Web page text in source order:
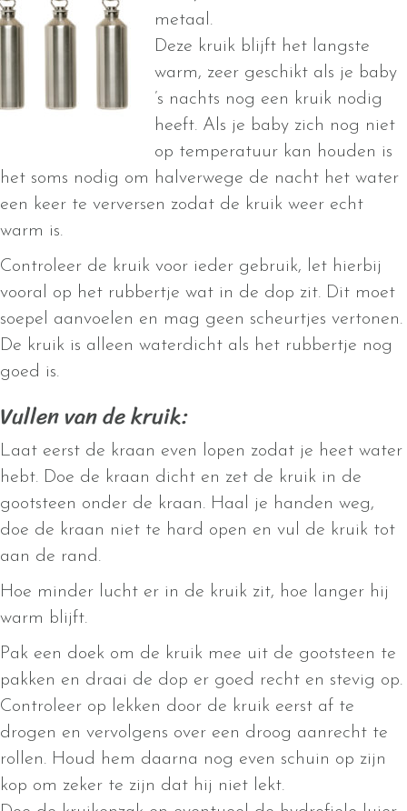
metaal.
Deze kruik blijft het langste
warm, zeer geschikt als je baby
’s nachts nog een kruik nodig
heeft. Als je baby zich nog niet
op temperatuur kan houden is
het soms nodig om halverwege de nacht het water
een keer te verversen zodat de kruik weer echt
warm is.
Controleer de kruik voor ieder gebruik, let hierbij
vooral op het rubbertje wat in de dop zit. Dit moet
soepel aanvoelen en mag geen scheurtjes vertonen.
De kruik is alleen waterdicht als het rubbertje nog
goed is.
Vullen van de kruik:
Laat eerst de kraan even lopen zodat je heet water
hebt. Doe de kraan dicht en zet de kruik in de
gootsteen onder de kraan. Haal je handen weg,
doe de kraan niet te hard open en vul de kruik tot
aan de rand.
Hoe minder lucht er in de kruik zit, hoe langer hij
warm blijft.
Pak een doek om de kruik mee uit de gootsteen te
pakken en draai de dop er goed recht en stevig op.
Controleer op lekken door de kruik eerst af te
drogen en vervolgens over een droog aanrecht te
rollen. Houd hem daarna nog even schuin op zijn
kop om zeker te zijn dat hij niet lekt.